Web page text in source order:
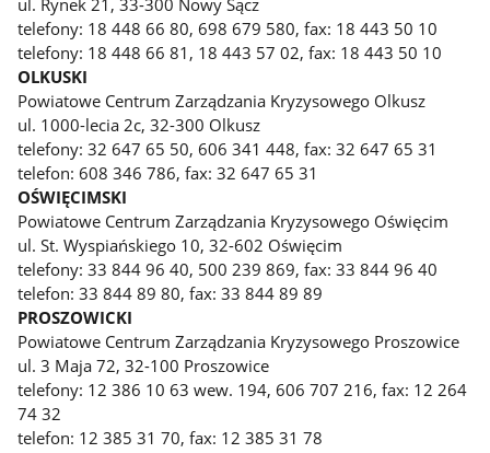
telefony: 18 448 66 80, 698 679 580, fax: 18 443 50 10
telefony: 18 448 66 81, 18 443 57 02, fax: 18 443 50 10
OLKUSKI
Powiatowe Centrum Zarządzania Kryzysowego Olkusz
ul. 1000-lecia 2c, 32-300 Olkusz
telefony: 32 647 65 50, 606 341 448, fax: 32 647 65 31
telefon: 608 346 786, fax: 32 647 65 31
OŚWIĘCIMSKI
Powiatowe Centrum Zarządzania Kryzysowego Oświęcim
ul. St. Wyspiańskiego 10, 32-602 Oświęcim
telefony: 33 844 96 40, 500 239 869, fax: 33 844 96 40
telefon: 33 844 89 80, fax: 33 844 89 89
PROSZOWICKI
Powiatowe Centrum Zarządzania Kryzysowego Proszowice
ul. 3 Maja 72, 32-100 Proszowice
telefony: 12 386 10 63 wew. 194, 606 707 216, fax: 12 264
74 32
telefon: 12 385 31 70, fax: 12 385 31 78